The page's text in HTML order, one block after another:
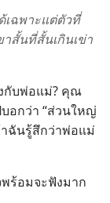
เฉพาะ​แต่​ตัว​ที่​
สั้น​ที่​สั้น​เกิน​เข่า​
กับ​พ่อ​แม่? คุณ​
อก​ว่า “ส่วน​ใหญ่​
า​ฉัน​รู้สึก​ว่า​พ่อ​แม่​
ร้อม​จะ​ฟัง​มาก​